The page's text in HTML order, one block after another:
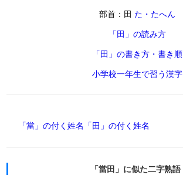
部首：田 た・たへん
「田」の読み方
「田」の書き方・書き順
小学校一年生で習う漢字
「當」の付く姓名 「田」の付く姓名
「當田」に似た二字熟語